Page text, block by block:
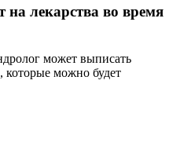
лекарства во время
может выписать
которые можно будет